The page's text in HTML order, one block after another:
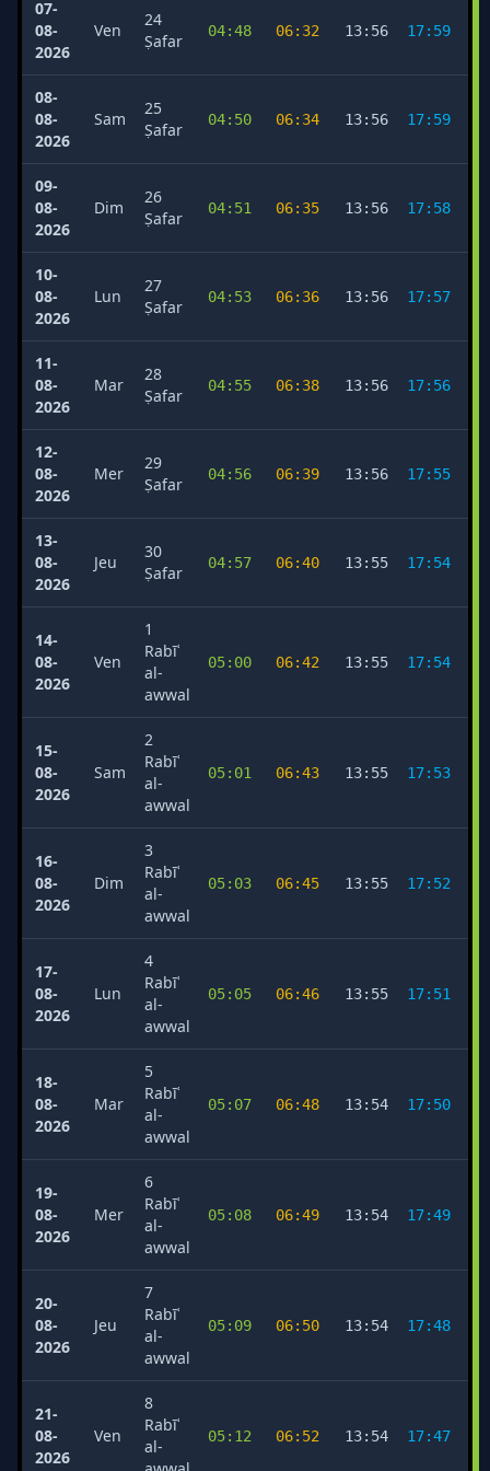
07-
08-
2026
Ven
24
Ṣafar
04:48 06:32 13:56 17:59
08-
08-
2026
Sam
25
Ṣafar
04:50 06:34 13:56 17:59
09-
08-
2026
Dim
26
Ṣafar
04:51 06:35 13:56 17:58
10-
08-
2026
Lun
27
Ṣafar
04:53 06:36 13:56 17:57
11-
08-
2026
Mar
28
Ṣafar
04:55 06:38 13:56 17:56
12-
08-
2026
Mer
29
Ṣafar
04:56 06:39 13:56 17:55
13-
08-
2026
Jeu
30
Ṣafar
04:57 06:40 13:55 17:54
14-
08-
2026
Ven
1
Rabīʿ
al-
awwal
05:00 06:42 13:55 17:54
15-
08-
2026
Sam
2
Rabīʿ
al-
awwal
05:01 06:43 13:55 17:53
16-
08-
2026
Dim
3
Rabīʿ
al-
awwal
05:03 06:45 13:55 17:52
17-
08-
2026
Lun
4
Rabīʿ
al-
awwal
05:05 06:46 13:55 17:51
18-
08-
2026
Mar
5
Rabīʿ
al-
awwal
05:07 06:48 13:54 17:50
19-
08-
2026
Mer
6
Rabīʿ
al-
awwal
05:08 06:49 13:54 17:49
20-
08-
2026
Jeu
7
Rabīʿ
al-
awwal
05:09 06:50 13:54 17:48
21-
08-
2026
Ven
8
Rabīʿ
al-
05:12 06:52 13:54 17:47